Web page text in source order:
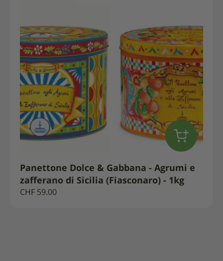
Panettone Dolce & Gabbana - Agrumi e
zafferano di Sicilia (Fiasconaro) - 1kg
CHF 59.00